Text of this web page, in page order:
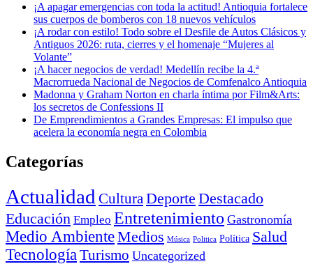
¡A apagar emergencias con toda la actitud! Antioquia fortalece
sus cuerpos de bomberos con 18 nuevos vehículos
¡A rodar con estilo! Todo sobre el Desfile de Autos Clásicos y
Antiguos 2026: ruta, cierres y el homenaje “Mujeres al
Volante”
¡A hacer negocios de verdad! Medellín recibe la 4.ª
Macrorrueda Nacional de Negocios de Comfenalco Antioquia
Madonna y Graham Norton en charla íntima por Film&Arts:
los secretos de Confessions II
De Emprendimientos a Grandes Empresas: El impulso que
acelera la economía negra en Colombia
Categorías
Actualidad CulturaDeporte Destacado
Educación Empleo Entretenimiento Gastronomía
Medio AmbienteMedios Música Politica Política Salud
Tecnología Turismo Uncategorized